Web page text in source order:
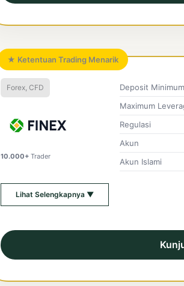
★ Ketentuan Trading Menarik
Forex, CFD
10.000+Trader
Deposit Minimum
Maximum
Regulasi
Akun
Akun Islami
Lihat Selengkapnya ▼